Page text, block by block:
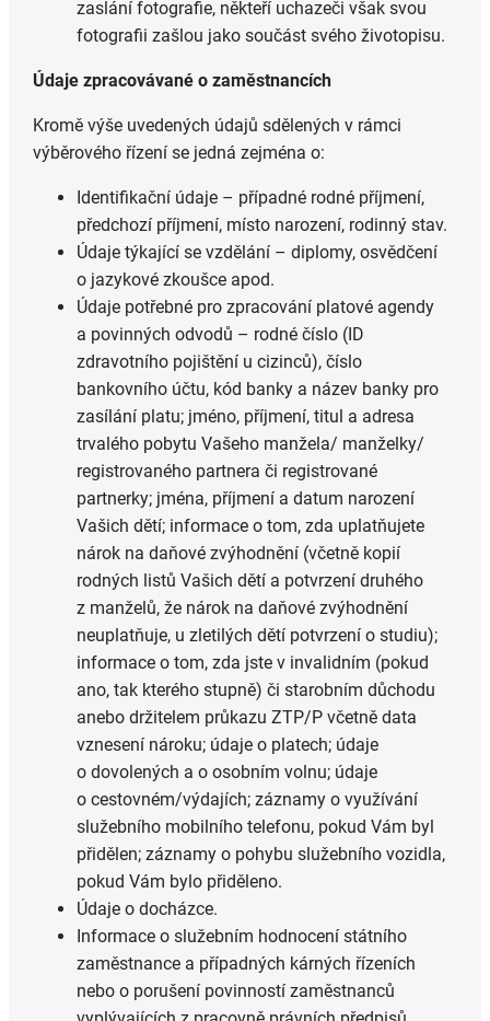
zaslání fotografie, někteří uchazeči však svou
fotografii zašlou jako součást svého životopisu.
Údaje zpracovávané o zaměstnancích
Kromě výše uvedených údajů sdělených v rámci
výběrového řízení se jedná zejména o:
Identifikační údaje – případné rodné příjmení,
předchozí příjmení, místo narození, rodinný stav.
Údaje týkající se vzdělání – diplomy, osvědčení
o jazykové zkoušce apod.
Údaje potřebné pro zpracování platové agendy
a povinných odvodů – rodné číslo (ID
zdravotního pojištění u cizinců), číslo
bankovního účtu, kód banky a název banky pro
zasílání platu; jméno, příjmení, titul a adresa
trvalého pobytu Vašeho manžela/ manželky/
registrovaného partnera či registrované
partnerky; jména, příjmení a datum narození
Vašich dětí; informace o tom, zda uplatňujete
nárok na daňové zvýhodnění (včetně kopií
rodných listů Vašich dětí a potvrzení druhého
z manželů, že nárok na daňové zvýhodnění
neuplatňuje, u zletilých dětí potvrzení o studiu);
informace o tom, zda jste v invalidním (pokud
ano, tak kterého stupně) či starobním důchodu
anebo držitelem průkazu ZTP/P včetně data
vznesení nároku; údaje o platech; údaje
o dovolených a o osobním volnu; údaje
o cestovném/výdajích; záznamy o využívání
služebního mobilního telefonu, pokud Vám byl
přidělen; záznamy o pohybu služebního vozidla,
pokud Vám bylo přiděleno.
Údaje o docházce.
Informace o služebním hodnocení státního
zaměstnance a případných kárných řízeních
nebo o porušení povinností zaměstnanců